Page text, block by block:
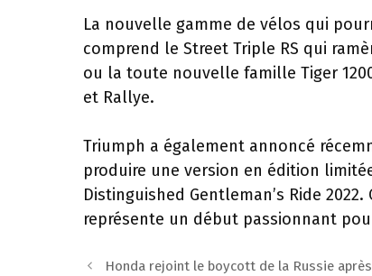
La nouvelle gamme de vélos qui
comprend le Street Triple RS qui
ou la toute nouvelle famille Tiger
et Rallye.
Triumph a également annoncé
produire une version en édition
Distinguished Gentleman’s Ride
représente un début passionnant
Navigation
Honda rejoint le boycott de la Russie